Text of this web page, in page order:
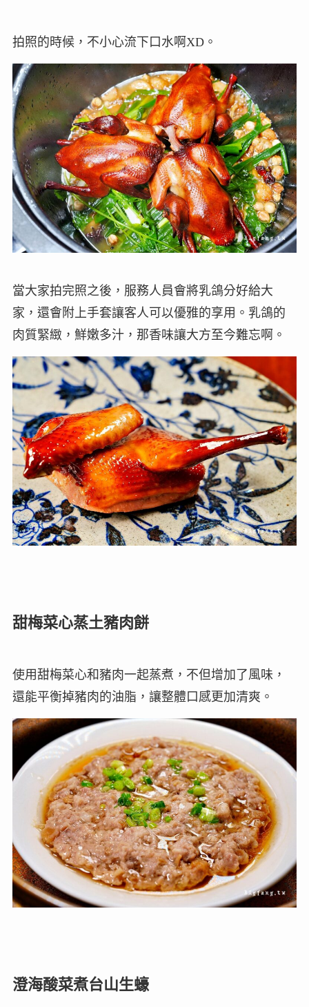
拍照的時候，不小心流下口水啊XD。
當大家拍完照之後，服務人員會將乳鴿分好給大
家，還會附上手套讓客人可以優雅的享用。乳鴿的
肉質緊緻，鮮嫩多汁，那香味讓大方至今難忘啊。
甜梅菜心蒸土豬肉餅
使用甜梅菜心和豬肉一起蒸煮，不但增加了風味，
還能平衡掉豬肉的油脂，讓整體口感更加清爽。
澄海酸菜煮台山生蠔